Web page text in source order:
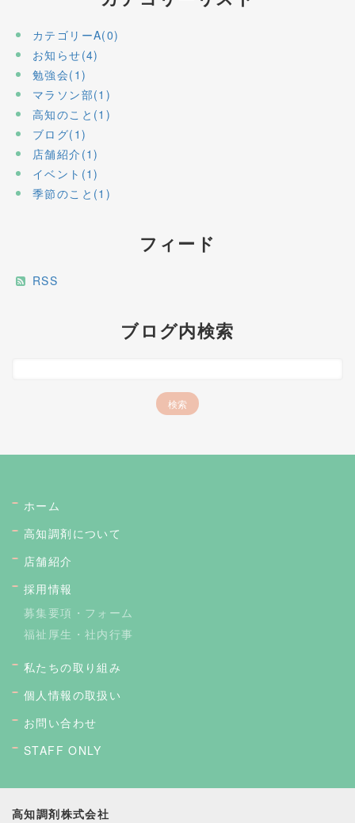
カテゴリーA(0)
お知らせ(4)
勉強会(1)
マラソン部(1)
高知のこと(1)
ブログ(1)
店舗紹介(1)
イベント(1)
季節のこと(1)
フィード
RSS
ブログ内検索
ホーム
高知調剤について
店舗紹介
採用情報
募集要項・フォーム
福祉厚生・社内行事
私たちの取り組み
個人情報の取扱い
お問い合わせ
STAFF ONLY
高知調剤株式会社